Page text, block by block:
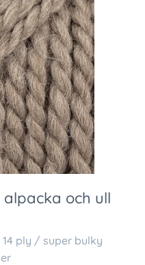
och ull
14 ply / super bulky